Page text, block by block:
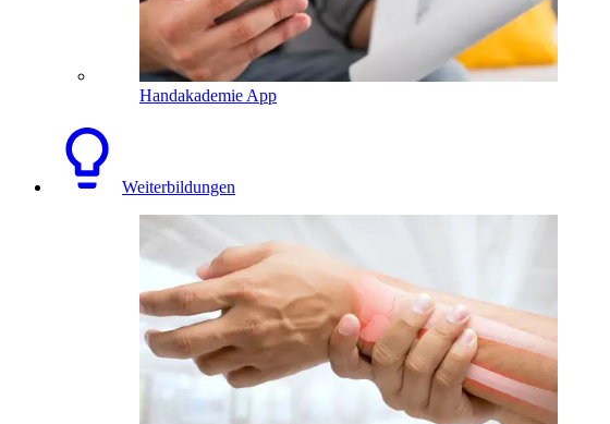
Handakademie App
Weiterbildungen